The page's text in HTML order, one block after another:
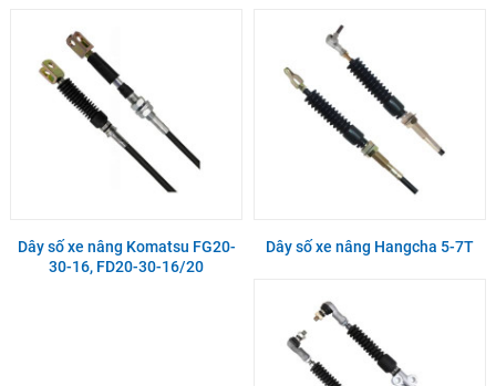
Dây số xe nâng Komatsu FG20-
30-16, FD20-30-16/20
Dây số xe nâng Hangcha 5-7T